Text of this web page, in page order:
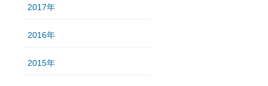
2017年
2016年
2015年